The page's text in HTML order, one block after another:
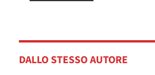
DALLO STESSO AUTORE